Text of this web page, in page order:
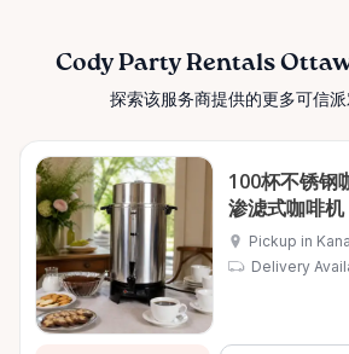
Cody Party Rentals
探索该服务商提供的更多可信派
100杯不锈钢
渗滤式咖啡机
Pickup in
Delivery